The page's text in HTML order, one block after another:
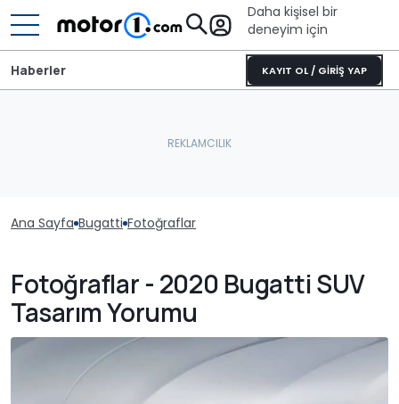
Daha kişisel bir
deneyim için
KAYIT OL / GİRİŞ YAP
Haberler
Ana Sayfa Bugatti Fotoğraflar
Fotoğraflar - 2020 Bugatti SUV
Tasarım Yorumu